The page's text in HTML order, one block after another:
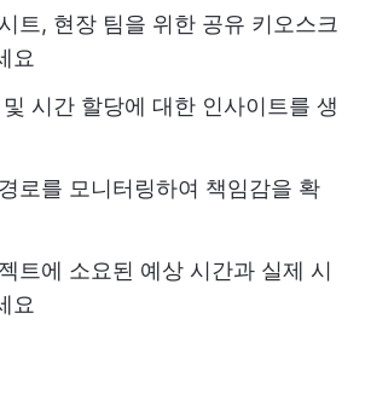
트, 현장 팀을 위한 공유 키오스크
요
시간 할당에 대한 인사이트를 생
로를 모니터링하여 책임감을 확
트에 소요된 예상 시간과 실제 시
요